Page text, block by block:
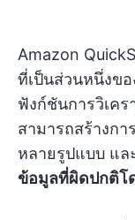
Amazon
ที่เป็นส่วนหนึ่งขอ
ฟังก์ชันการวิเค
สามารถสร้างก
หลายรูปแบบ แ
ข้อมูลที่ผิดปกติโ